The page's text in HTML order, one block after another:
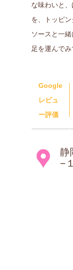
な味わいと
を、トッピ
ソースと一
足を運んでみ
Google
レビュ
ー評価
静
−１